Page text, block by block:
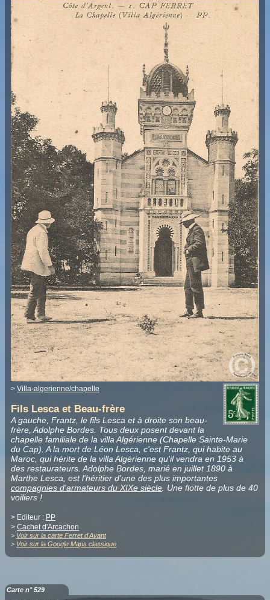
> Villa-algerienne/chapelle
Fils Lesca et Beau-frère
A gauche, Frantz, le fils Lesca et à droite son beau-
frère, Adolphe Bordes. Tous deux posent devant la
chapelle familiale de la villa Algérienne (Chapelle Sainte-Marie
du Cap). A la mort de Léon Lesca, c'est Frantz, qui habite au
Maroc, qui hérite de la villa Algérienne qu'il vendra en 1953 à
des restaurateurs. Adolphe Bordes, marié en juillet 1890 à
Marthe Lesca, est l'héritier d'une des plus importantes
compagnies d'armateurs du XIXe siècle . Une flotte de plus de 40
voiliers !
> Editeur : PP
> Cachet d'Arcachon
> Voir sur la carte Ferret d'Avant
> Voir sur la Google Maps classique
Carte n° 529